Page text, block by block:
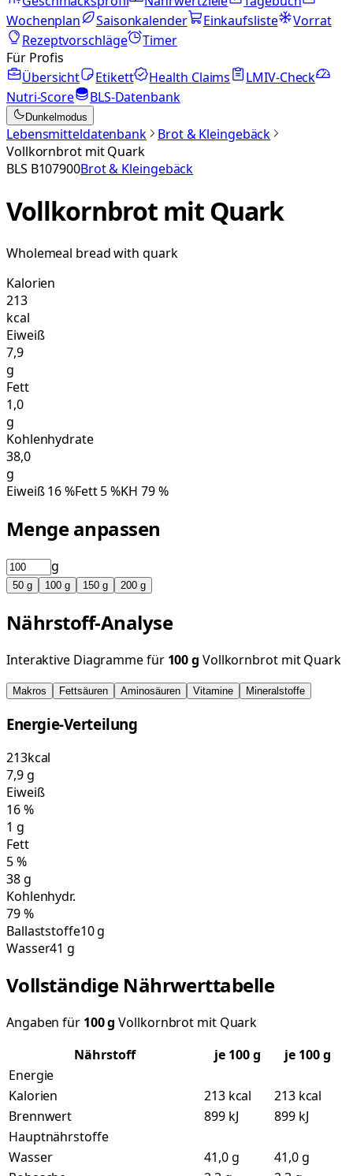
Wochenplan
Saisonkalender Einkaufsliste
Vorrat
Rezeptvorschläge
Timer
Für Profis
Übersicht
Etikett Health Claims
LMIV-Check
Nutri-Score
BLS-Datenbank
Dunkelmodus
Lebensmitteldatenbank
Brot & Kleingebäck
Vollkornbrot mit Quark
BLS B107900Brot & Kleingebäck
Vollkornbrot mit Quark
Wholemeal bread with quark
Kalorien
213
kcal
Eiweiß
7,9
g
Fett
1,0
g
Kohlenhydrate
38,0
g
Eiweiß16%Fett5%KH 79%
Menge anpassen
g
50 g 100 g 150 g 200 g
Nährstoff-Analyse
Interaktive Diagramme für 100g Vollkornbrot mit Quark
Makros Fettsäuren Aminosäuren Vitamine Mineralstoffe
Energie-Verteilung
213kcal
7,9g
Eiweiß
16%
1 g
Fett
5%
38g
Kohlenhydr.
79%
Ballaststoffe10 g
Wasser41 g
Vollständige Nährwerttabelle
Angaben für 100g Vollkornbrot mit Quark
Nährstoff
je 100g
je 100 g
Energie
Kalorien
213 kcal
213 kcal
Brennwert
899 kJ
899 kJ
Hauptnährstoffe
Wasser
41,0 g
41,0 g